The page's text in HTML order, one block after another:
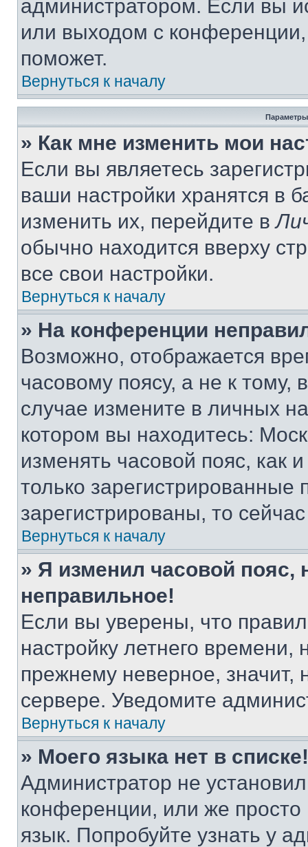
администратором. Если вы
или выходом с
поможет.
Вернуться к началу
Параметры
» Как мне изменить мои
Если вы являетесь
ваши настройки хранятся в
изменить их, перейдите в
обычно находится вверху
все свои настройки.
Вернуться к началу
» На конференции
Возможно, отображается
часовому поясу, а не к тому,
случае измените в личных
котором вы находитесь:
изменять часовой пояс, как
только
зарегистрированы, то
Вернуться к началу
» Я изменил часовой пояс,
неправильное!
Если вы уверены, что
настройку летнего
прежнему неверное, значит,
сервере. Уведомите
Вернуться к началу
» Моего языка нет в списке!
Администратор не
конференции, или же
язык. Попробуйте узнать у